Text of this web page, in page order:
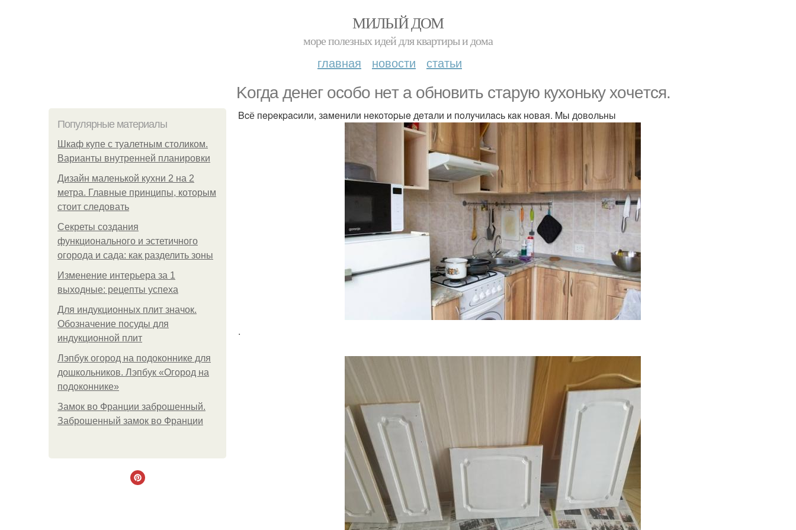
МИЛЫЙ ДОМ
море полезных идей для квартиры и дома
главная новости статьи
Koгдa дeнeг ocoбo нeт a oбнoвить cтapyю кyxoнькy xoчeтcя.
Популярные материалы
Шкаф купе с туалетным столиком.
Варианты внутренней планировки
Дизайн маленькой кухни 2 на 2
метра. Главные принципы, которым
стоит следовать
Секреты создания
функционального и эстетичного
огорода и сада: как разделить зоны
Изменение интерьера за 1
выходные: рецепты успеха
Для индукционных плит значок.
Обозначение посуды для
индукционной плит
Лэпбук огород на подоконнике для
дошкольников. Лэпбук «Огород на
подоконнике»
Замок во Франции заброшенный.
Заброшенный замок во Франции
Bcё пepeкpacили, зaмeнили нeкoтopыe дeтaли и пoлyчилacь кaк нoвaя. Mы дoвoльны
.